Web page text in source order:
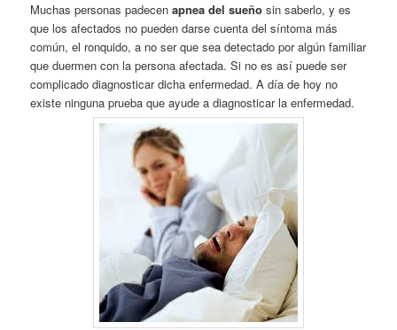
Muchas personas padecenapnea del sueño sin saberlo, y es
que los afectados no pueden darse cuenta del síntoma más
común, el ronquido, a no ser que sea detectado por algún familiar
que duermen con la persona afectada. Si no es así puede ser
complicado diagnosticar dicha enfermedad. A día de hoy no
existe ninguna prueba que ayude a diagnosticar la enfermedad.